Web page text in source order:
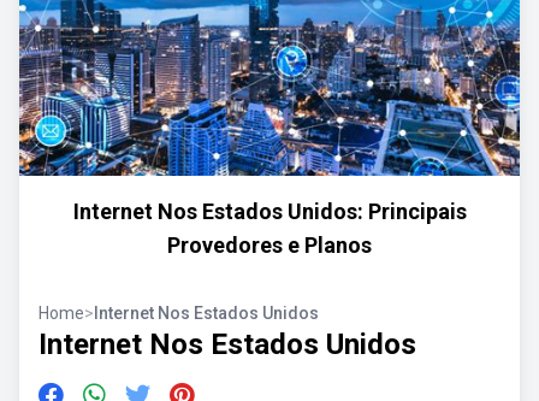
Internet Nos Estados Unidos: Principais
Provedores e Planos
Home> Internet Nos Estados Unidos
Internet Nos Estados Unidos